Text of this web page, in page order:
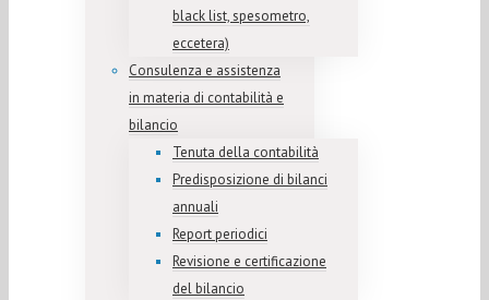
black list, spesometro,
eccetera)
Consulenza e assistenza
in materia di contabilità e
bilancio
Tenuta della contabilità
Predisposizione di bilanci
annuali
Report periodici
Revisione e certificazione
del bilancio